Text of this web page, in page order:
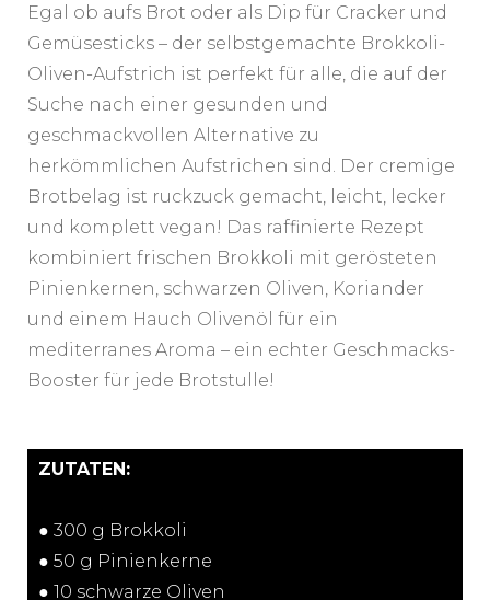
Egal ob aufs Brot oder als Dip für Cracker und
Gemüsesticks – der selbstgemachte Brokkoli-
Oliven-Aufstrich ist perfekt für alle, die auf der
Suche nach einer gesunden und
geschmackvollen Alternative zu
herkömmlichen Aufstrichen sind. Der cremige
Brotbelag ist ruckzuck gemacht, leicht, lecker
und komplett vegan! Das raffinierte Rezept
kombiniert frischen Brokkoli mit gerösteten
Pinienkernen, schwarzen Oliven, Koriander
und einem Hauch Olivenöl für ein
mediterranes Aroma – ein echter Geschmacks-
Booster für jede Brotstulle!
ZUTATEN:
● 300 g Brokkoli
● 50 g Pinienkerne
● 10 schwarze Oliven